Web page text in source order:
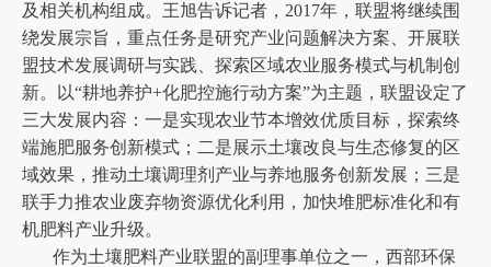
及相关机构组成。王旭告诉记者，2017年，联盟将继续围
绕发展宗旨，重点任务是研究产业问题解决方案、开展联
盟技术发展调研与实践、探索区域农业服务模式与机制创
新。以“耕地养护+化肥控施行动方案”为主题，联盟设定了
三大发展内容：一是实现农业节本增效优质目标，探索终
端施肥服务创新模式；二是展示土壤改良与生态修复的区
域效果，推动土壤调理剂产业与养地服务创新发展；三是
联手力推农业废弃物资源优化利用，加快堆肥标准化和有
机肥料产业升级。
作为土壤肥料产业联盟的副理事单位之一， 西部环保